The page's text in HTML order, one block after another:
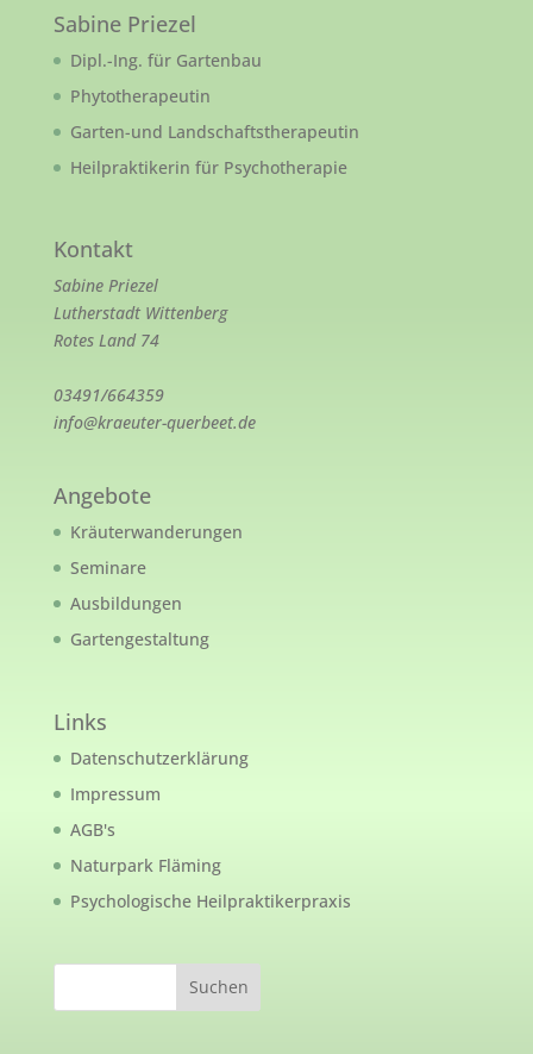
Sabine Priezel
Dipl.-Ing. für Gartenbau
Phytotherapeutin
Garten-und Landschaftstherapeutin
Heilpraktikerin für Psychotherapie
Kontakt
Sabine Priezel
Lutherstadt Wittenberg
Rotes Land 74
03491/664359
info@kraeuter-querbeet.de
Angebote
Kräuterwanderungen
Seminare
Ausbildungen
Gartengestaltung
Links
Datenschutzerklärung
Impressum
AGB's
Naturpark Fläming
Psychologische Heilpraktikerpraxis